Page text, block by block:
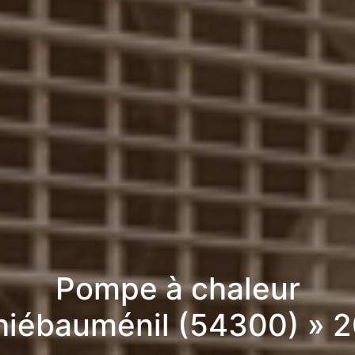
Pompe à chaleur
(54300) »